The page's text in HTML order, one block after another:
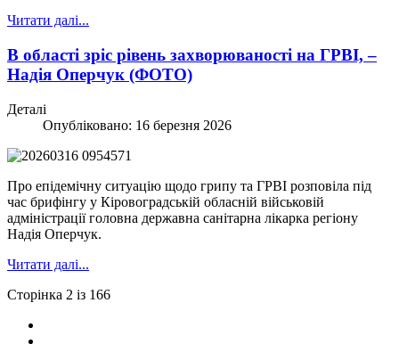
Читати далі...
В області зріс рівень захворюваності на ГРВІ, –
Надія Оперчук (ФОТО)
Деталі
Опубліковано: 16 березня 2026
Про епідемічну ситуацію щодо грипу та ГРВІ розповіла під
час брифінгу у Кіровоградській обласній військовій
адміністрації головна державна санітарна лікарка регіону
Надія Оперчук.
Читати далі...
Сторінка 2 із 166